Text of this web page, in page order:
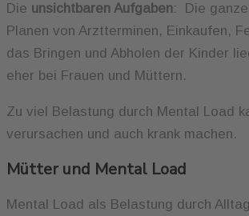
Die unsichtbaren Aufgaben: Die
Planen von Arztterminen, Einkaufen,
das Bringen und Abholen der Kinder
eher bei Frauen und Müttern.
Zu viel Belastung durch Mental Load
verursachen und auch krank machen.
Mütter und Mental Load
Mental Load als Belastung durch